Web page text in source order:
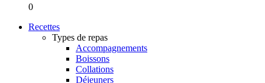
0
Recettes
Types de repas
Accompagnements
Boissons
Collations
Déjeuners